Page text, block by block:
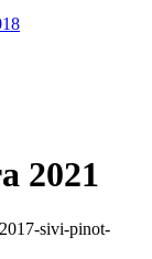
2021
sivi-pinot-